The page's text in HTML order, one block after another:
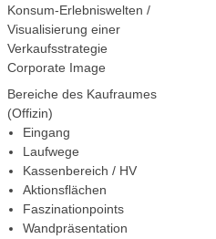
Konsum-Erlebniswelten /
Visualisierung einer
Verkaufsstrategie
Corporate Image
Bereiche des Kaufraumes
(Offizin)
Eingang
Laufwege
Kassenbereich / HV
Aktionsflächen
Faszinationpoints
Wandpräsentation